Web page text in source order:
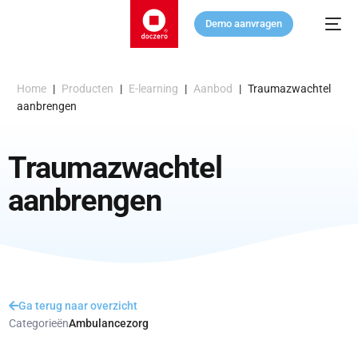
Demo aanvragen
Home | Producten | E-learning | Aanbod | Traumazwachtel
aanbrengen
Traumazwachtel
aanbrengen
Ga terug naar overzicht
CategorieënAmbulancezorg